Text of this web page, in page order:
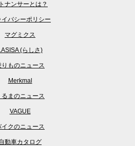
ナンサーとは？
イバシーポリシー
マグミクス
(らしさ)
りものニュース
Merkmal
るまのニュース
VAGUE
イクのニュース
動車カタログ